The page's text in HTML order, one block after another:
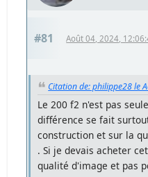
#81 Août 04, 2024,
Citation de: philippe28 le
Le 200 f2 n'est pas
différence se fait
construction et sur la
. Si je devais acheter
qualité d'image et pas